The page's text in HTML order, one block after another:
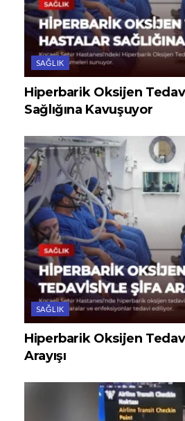
SAĞLIK
Hiperbarik Oksijen
Sağlığına Kavuşuyor
SAĞLIK
Hiperbarik Oksijen
Arayışı